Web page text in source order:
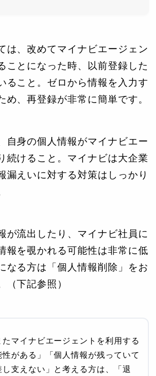
は、改めてマイナビエージェン
ことになった時、以前登録した
ること。ゼロから情報を入力す
め、再登録が非常に簡単です。
自身の個人情報がマイナビエー
続けること。マイナビは大企業
漏えいに対する対策はしっかり
が流出したり、マイナビ社員に
報を覗かれる可能性は非常に低
なる方は「個人情報削除」をお
（下記参照）
たマイナビエージェントを利用する
性がある」「個人情報が残っていて
し支えない」と考える方は、「退